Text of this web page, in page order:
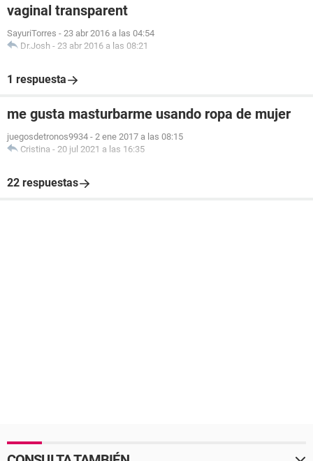
vaginal transparent
SayuriTorres - 23 abr 2016 a las 04:54
Dr.Josh - 23 abr 2016 a las 08:21
1 respuesta
me gusta masturbarme usando ropa de mujer
juegosdetronos9934 - 2 ene 2017 a las 08:15
Cristina - 20 jul 2021 a las 16:35
22 respuestas